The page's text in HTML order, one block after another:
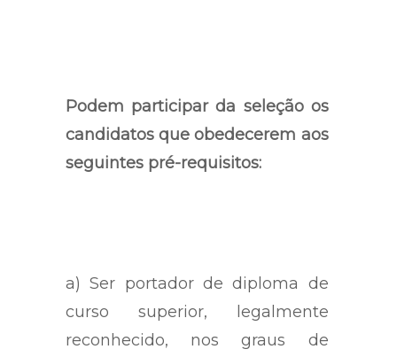
Podem participar da seleção os
candidatos que obedecerem aos
seguintes pré-requisitos:
a) Ser portador de diploma de
curso superior, legalmente
reconhecido, nos graus de